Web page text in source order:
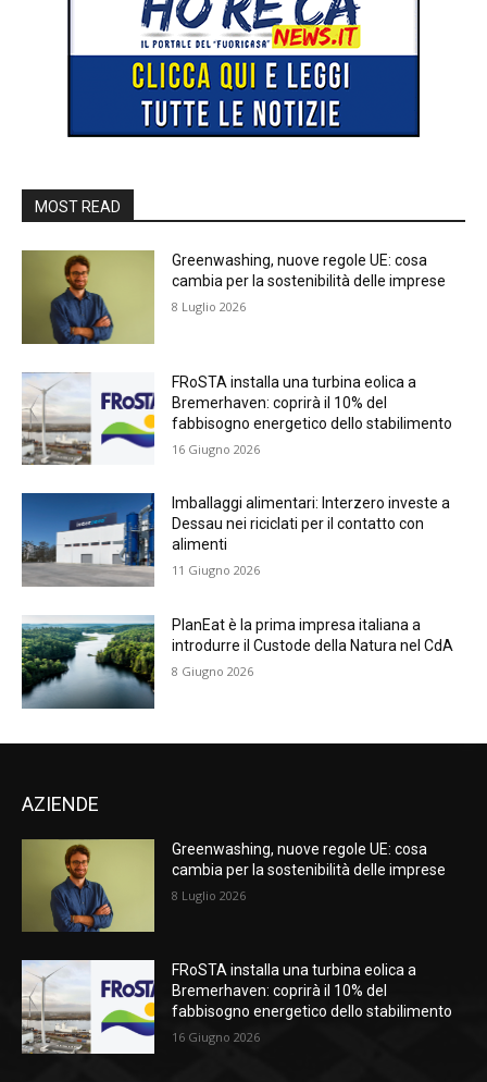
MOST READ
Greenwashing, nuove regole UE: cosa
cambia per la sostenibilità delle imprese
8 Luglio 2026
FRoSTA installa una turbina eolica a
Bremerhaven: coprirà il 10% del
fabbisogno energetico dello stabilimento
16 Giugno 2026
Imballaggi alimentari: Interzero investe a
Dessau nei riciclati per il contatto con
alimenti
11 Giugno 2026
PlanEat è la prima impresa italiana a
introdurre il Custode della Natura nel CdA
8 Giugno 2026
AZIENDE
Greenwashing, nuove regole UE: cosa
cambia per la sostenibilità delle imprese
8 Luglio 2026
FRoSTA installa una turbina eolica a
Bremerhaven: coprirà il 10% del
fabbisogno energetico dello stabilimento
16 Giugno 2026